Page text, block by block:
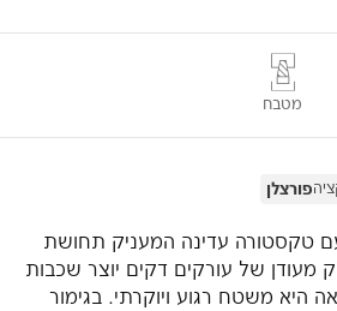
מטבח
פורצלן
טקסטורה עדינה המעניק תחושת
של עורקים דקים יוצר שכבות
היא משטח רגוע ויוקרתי. בגימור